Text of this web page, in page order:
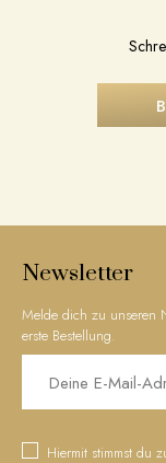
Newsletter
Melde dich zu unseren
erste Bestellung.
Hiermit stimmst du